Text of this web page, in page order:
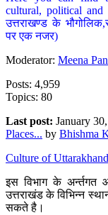
cultural, political and
उत्तराखण्ड के
पर एक नजर)
Moderator: Meena
Posts: 4,959
Topics: 80
Last post: January
Places... by Bhishma
Culture of
इस विभाग के अर्न्तगत
उत्तराखंड के विभिन्न
सकते है।